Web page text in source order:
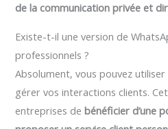
de la communication privée et
Existe-t-il une version de
professionnels ?
Absolument, vous pouvez
gérer vos interactions clients.
entreprises debénéficier d’une